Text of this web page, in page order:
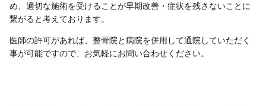
め、適切な施術を受けることが早期改善・症状を残さないことに
繋がると考えております。
医師の許可があれば、整骨院と病院を併用して通院していただく
事が可能ですので、お気軽にお問い合わせください。